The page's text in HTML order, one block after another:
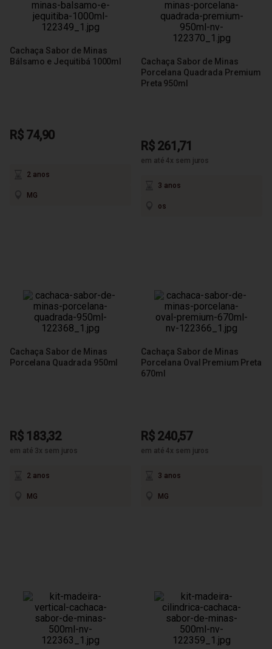
Cachaça Sabor de Minas
Bálsamo e Jequitibá 1000ml
R$ 74,90
2 anos
MG
Cachaça Sabor de Minas
Porcelana Quadrada Premium
Preta 950ml
R$ 261,71
em até 4x sem juros
3 anos
os
Cachaça Sabor de Minas
Porcelana Quadrada 950ml
R$ 183,32
em até 3x sem juros
2 anos
MG
Cachaça Sabor de Minas
Porcelana Oval Premium Preta
670ml
R$ 240,57
em até 4x sem juros
3 anos
MG